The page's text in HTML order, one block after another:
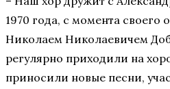
1970 года, с момента своего
Николаем Николаевичем
регулярно приходили на
приносили новые песни,